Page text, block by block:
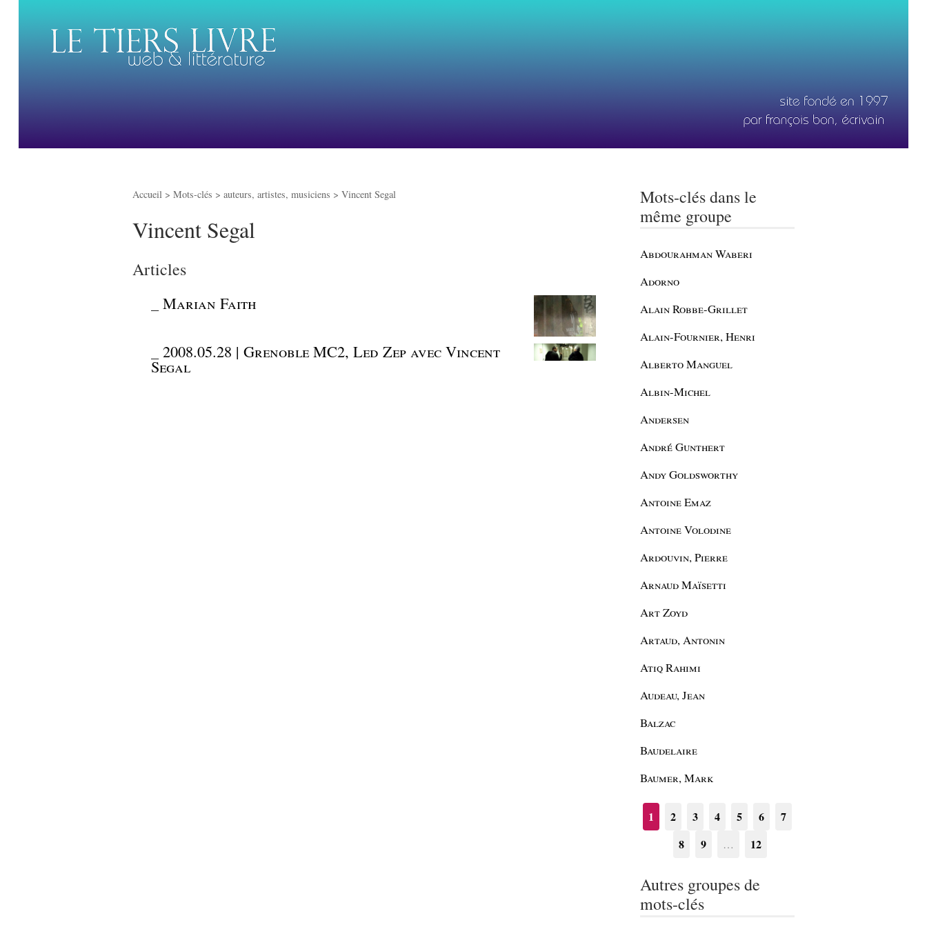
Accueil > Mots-clés > auteurs, artistes, musiciens > Vincent Segal
Vincent Segal
Articles
Marian Faith
2008.05.28 | Grenoble MC2, Led Zep avec Vincent
Segal
Mots-clés dans le
même groupe
Abdourahman Waberi
Adorno
Alain Robbe-Grillet
Alain-Fournier, Henri
Alberto Manguel
Albin-Michel
Andersen
André Gunthert
Andy Goldsworthy
Antoine Emaz
Antoine Volodine
Ardouvin, Pierre
Arnaud Maïsetti
Art Zoyd
Artaud, Antonin
Atiq Rahimi
Audeau, Jean
Balzac
Baudelaire
Baumer, Mark
1 2 3 4 5 6
7
8
9 … 12
Autres groupes de
mots-clés